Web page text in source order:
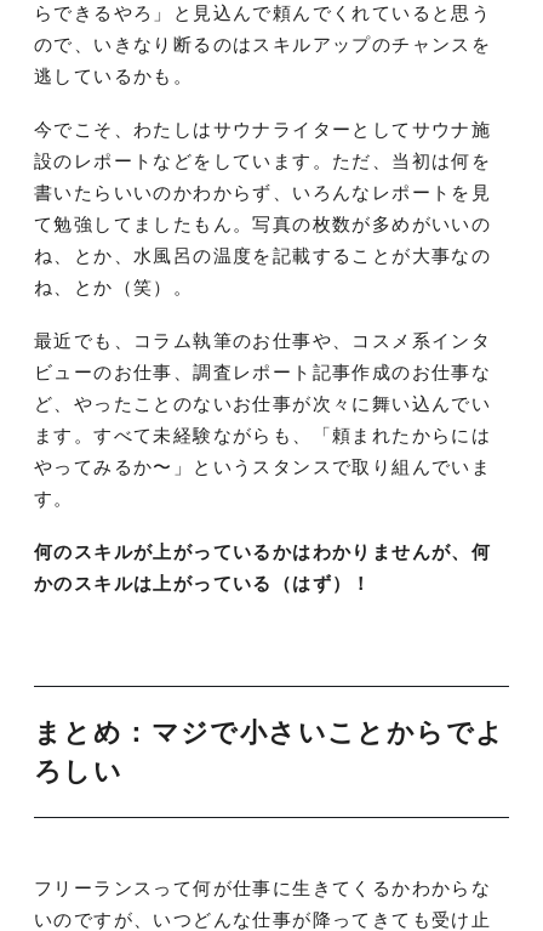
らできるやろ」と見込んで頼んでくれていると思う
ので、いきなり断るのはスキルアップのチャンスを
逃しているかも。
今でこそ、わたしはサウナライターとしてサウナ施
設のレポートなどをしています。ただ、当初は何を
書いたらいいのかわからず、いろんなレポートを見
て勉強してましたもん。写真の枚数が多めがいいの
ね、とか、水風呂の温度を記載することが大事なの
ね、とか（笑）。
最近でも、コラム執筆のお仕事や、コスメ系インタ
ビューのお仕事、調査レポート記事作成のお仕事な
ど、やったことのないお仕事が次々に舞い込んでい
ます。すべて未経験ながらも、「頼まれたからには
やってみるか〜」というスタンスで取り組んでいま
す。
何のスキルが上がっているかはわかりませんが、何
かのスキルは上がっている（はず）！
まとめ：マジで小さいことからでよ
ろしい
フリーランスって何が仕事に生きてくるかわからな
いのですが、いつどんな仕事が降ってきても受け止